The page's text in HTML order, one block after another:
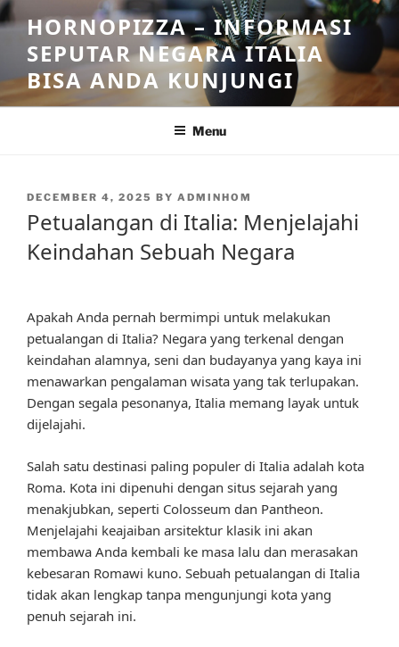
Skip
to
content
HORNOPIZZA – INFORMASI
SEPUTAR NEGARA ITALIA
BISA ANDA KUNJUNGI
Menu
POSTED
DECEMBER 4, 2025 BY ADMINHOM
Petualangan di Italia: Menjelajahi
Keindahan Sebuah Negara
Apakah Anda pernah bermimpi untuk melakukan
petualangan di Italia? Negara yang terkenal dengan
keindahan alamnya, seni dan budayanya yang kaya ini
menawarkan pengalaman wisata yang tak terlupakan.
Dengan segala pesonanya, Italia memang layak untuk
dijelajahi.
Salah satu destinasi paling populer di Italia adalah kota
Roma. Kota ini dipenuhi dengan situs sejarah yang
menakjubkan, seperti Colosseum dan Pantheon.
Menjelajahi keajaiban arsitektur klasik ini akan
membawa Anda kembali ke masa lalu dan merasakan
kebesaran Romawi kuno. Sebuah petualangan di Italia
tidak akan lengkap tanpa mengunjungi kota yang
penuh sejarah ini.